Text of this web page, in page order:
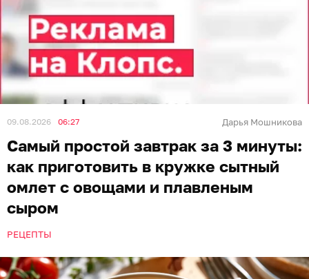
09.08.2026 06:27 Дарья Мошникова
Самый простой завтрак за 3 минуты:
как приготовить в кружке сытный
омлет с овощами и плавленым
сыром
РЕЦЕПТЫ